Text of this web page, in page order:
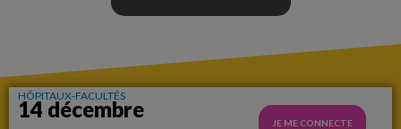
HÔPITAUX-FACULTÉS
14 décembre
JE ME CONNECTE